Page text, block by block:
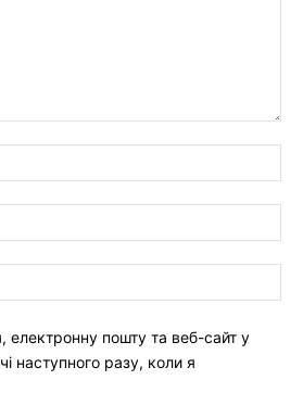
електронну пошту та веб-сайт у
наступного разу, коли я